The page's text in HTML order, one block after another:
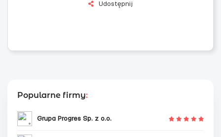
Udostępnij
Popularne firmy:
Grupa Progres Sp. z o.o.